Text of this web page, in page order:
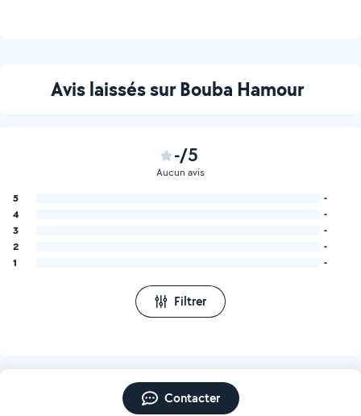
Avis laissés sur Bouba Hamour
-/5
Aucun avis
5
-
4
-
3
-
2
-
1
-
Filtrer
Contacter